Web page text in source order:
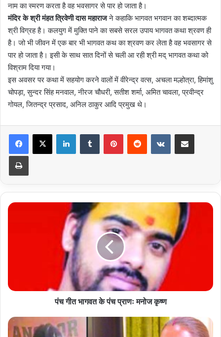
नाम का स्मरण करता है वह भवसागर से पार हो जाता है।
मंदिर के श्री मंहत त्रिवेणी दास महाराजने कहाकि भागवत भगवान का शब्दात्मक
श्री विग्रह है। कलयुग में मुक्ति पाने का सबसे सरल उपाय भागवत कथा श्रवण ही
है। जो भी जीवन में एक बार भी भागवत कथ का श्रवण कर लेता है वह भवसागर से
पार हो जाता है। इसी के साथ सात दिनों से चली आ रही श्री मद् भागवत कथा को
विश्राम दिया गया।
इस अवसर पर कथा में सहयोग करने वालों में वीरेन्द्र वत्स, अचला मल्होत्रा, हिमांशु
चोपड़ा, सुन्दर सिंह मनवाल, नीरज चौधरी, सतीश शर्मा, अमित चावला, प्रवीन्द्र
गोयल, जितन्द्र प्रसाद, अनिल ठाकुर आदि प्रमुख थे।
LinkedInTumblr PinterestReddit VKontakteShare via Email
Print
पंच
पंच गीत भागवत के पंच प्राणः मनोज कृष्ण
रुद्रप्रयाग
की